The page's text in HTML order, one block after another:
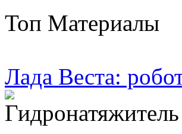
Топ Материалы
Лада Веста: